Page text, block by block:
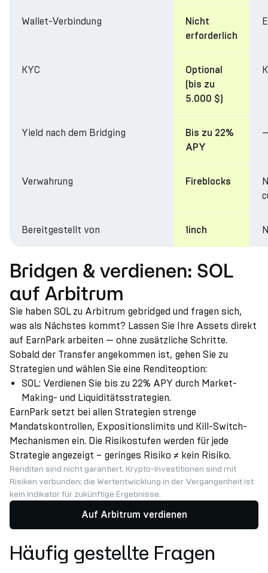
Wallet-Verbindung
Nicht
erforderlich
KYC
Optional
(bis zu
5.000 $)
Yield nach dem Bridging
Bis zu 22%
APY
Verwahrung Fireblocks
Bereitgestellt von 1inch
Bridgen & verdienen: SOL
auf Arbitrum
Sie haben SOL zu Arbitrum gebridged und fragen sich,
was als Nächstes kommt? Lassen Sie Ihre Assets direkt
auf EarnPark arbeiten — ohne zusätzliche Schritte.
Sobald der Transfer angekommen ist, gehen Sie zu
Strategien und wählen Sie eine Renditeoption:
SOL: Verdienen Sie bis zu 22% APY durch Market-
Making- und Liquiditätsstrategien.
EarnPark setzt bei allen Strategien strenge
Mandatskontrollen, Expositionslimits und Kill-Switch-
Mechanismen ein. Die Risikostufen werden für jede
Strategie angezeigt – geringes Risiko ≠ kein Risiko.
Renditen sind nicht garantiert. Krypto-Investitionen sind mit
Risiken verbunden; die Wertentwicklung in der Vergangenheit ist
kein Indikator für zukünftige Ergebnisse.
Auf Arbitrum verdienen
Häufig gestellte Fragen